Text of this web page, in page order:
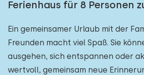
Ferienhaus für 8 Personen
Ein gemeinsamer Urlaub mit der
Freunden macht viel Spaß. Sie
ausgehen, sich entspannen oder
wertvoll, gemeinsam neue